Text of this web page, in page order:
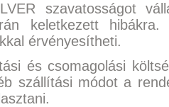
szavatosságot
keletkezett hibákra.
érvényesítheti.
és csomagolási
szállítási módot a